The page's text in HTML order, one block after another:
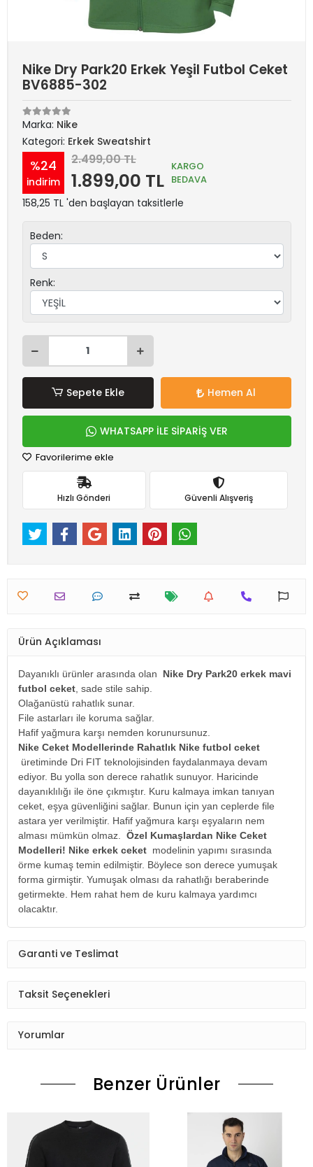
Nike Dry Park20 Erkek Yeşil Futbol Ceket
BV6885-302
Marka: Nike
Kategori: Erkek Sweatshirt
%24
indirim
2.499,00 TL
1.899,00 TL
KARGO
BEDAVA
158,25 TL 'den başlayan taksitlerle
Beden:
Renk:
Sepete Ekle Hemen Al
WHATSAPP İLE SİPARİŞ VER
Favorilerime ekle
Hızlı Gönderi Güvenli Alışveriş
Ürün Açıklaması
Dayanıklı ürünler arasında olan
Nike Dry Park20 erkek mavi
futbol ceket , sade stile sahip.
Olağanüstü rahatlık sunar.
File astarları ile koruma sağlar.
Hafif yağmura karşı nemden korunursunuz.
Nike Ceket Modellerinde Rahatlık Nike futbol ceket
üretiminde Dri FIT teknolojisinden faydalanmaya devam
ediyor. Bu yolla son derece rahatlık sunuyor. Haricinde
dayanıklılığı ile öne çıkmıştır. Kuru kalmaya imkan tanıyan
ceket, eşya güvenliğini sağlar. Bunun için yan ceplerde file
astara yer verilmiştir. Hafif yağmura karşı eşyaların nem
alması mümkün olmaz.
Özel Kumaşlardan Nike Ceket
Modelleri! Nike erkek ceket modelinin yapımı sırasında
örme kumaş temin edilmiştir. Böylece son derece yumuşak
forma girmiştir. Yumuşak olması da rahatlığı beraberinde
getirmekte. Hem rahat hem de kuru kalmaya yardımcı
olacaktır.
Garanti ve Teslimat
Taksit Seçenekleri
Yorumlar
Benzer Ürünler